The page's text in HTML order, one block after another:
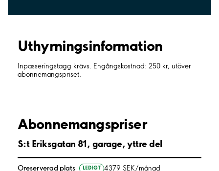
Uthyrnings­information
Inpasseringstagg krävs. Engångskostnad: 250 kr, utöver
abonnemangspriset.
Abonnemangspriser
S:t Eriksgatan 81, garage, yttre del
Oreserverad plats LEDIGT 4379 SEK/månad